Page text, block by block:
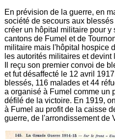
En prévision de la guerre, en
société de secours aux
créer un hôpital militaire pour
cantons de Fumel et de
militaire mais l'hôpital hospice
les autorités militaires et
Il reçu son premier convoi de
et fut désaffecté le 12 avril
blessés, 116 malades et 44
a organisé à Fumel comme un
défilé de la victoire. En 1919,
à Fumel au profit de la caisse
guerre, de l'arrondissement de